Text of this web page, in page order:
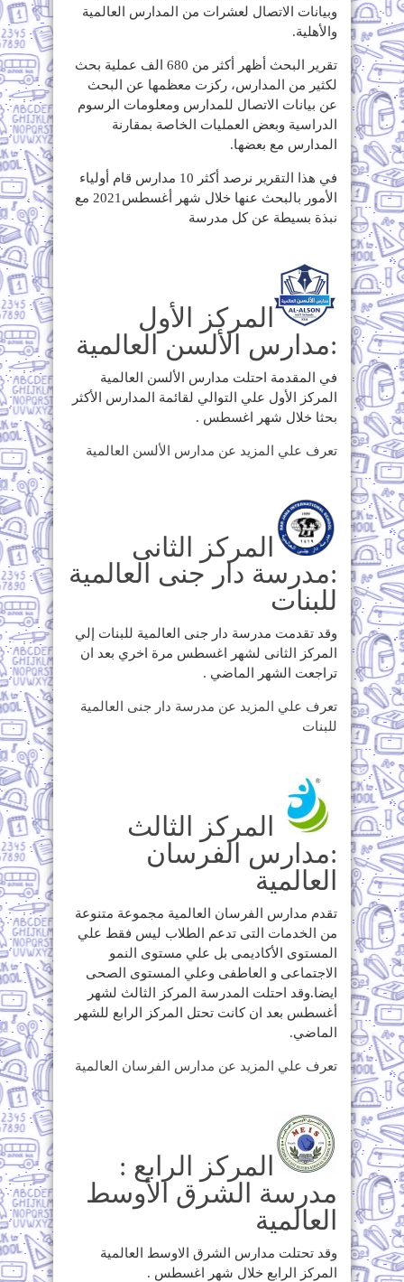
وبيانات الاتصال لعشرات من المدارس العالمية
والأهلية.
تقرير البحث أظهر أكثر من 680 الف عملية بحث
لكثير من المدارس، ركزت معظمها عن البحث
عن بيانات الاتصال للمدارس ومعلومات الرسوم
الدراسية وبعض العمليات الخاصة بمقارنة
المدارس مع بعضها.
في هذا التقرير نرصد أكثر 10 مدارس قام أولياء
الأمور بالبحث عنها خلال شهر أغسطس2021 مع
نبذة بسيطة عن كل مدرسة
المركز الأول
:مدارس الألسن العالمية
في المقدمة احتلت مدارس الألسن العالمية
المركز الأول علي التوالي لقائمة المدارس الأكثر
بحثا خلال شهر اغسطس .
تعرف علي المزيد عن مدارس الألسن العالمية
المركز الثانى
:مدرسة دار جنى العالمية
للبنات
وقد تقدمت مدرسة دار جنى العالمية للبنات إلي
المركز الثانى لشهر اغسطس مرة اخري بعد ان
تراجعت الشهر الماضي .
تعرف علي المزيد عن مدرسة دار جنى العالمية
للبنات
المركز الثالث
:مدارس الفرسان
العالمية
تقدم مدارس الفرسان العالمية مجموعة متنوعة
من الخدمات التى تدعم الطلاب ليس فقط علي
المستوى الأكاديمى بل علي مستوى النمو
الاجتماعى و العاطفى وعلي المستوى الصحى
ايضا.وقد احتلت المدرسة المركز الثالث لشهر
أغسطس بعد ان كانت تحتل المركز الرابع للشهر
الماضي.
تعرف علي المزيد عن مدارس الفرسان العالمية
المركز الرابع :
مدرسة الشرق الأوسط
العالمية
وقد تحتلت مدارس الشرق الاوسط العالمية
المركز الرابع خلال شهر اغسطس .